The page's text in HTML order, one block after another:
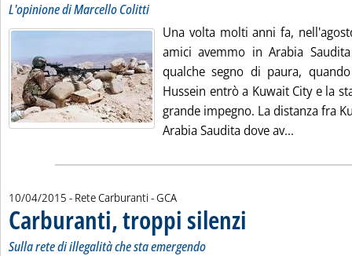
L'opinione di Marcello Colitti
Una volta molti anni fa,
amici avemmo in Arabia
qualche segno di paura,
Hussein entrò a Kuwait City e la
grande impegno. La distanza fra
Arabia Saudita dove av...
10/04/2015 - Rete Carburanti -di:
GCA
Carburanti, troppi silenzi
Sulla rete di illegalità che sta emergendo